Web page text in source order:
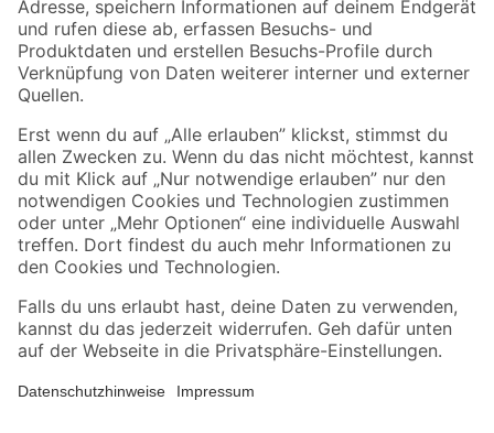
Zahlungsarten Versandarten
Sicher einkaufen
Jetzt die toom-App herunterladen
Alle Preisangaben in EUR inkl. gesetzl. MwSt.. Die dargestellten Angebote sind unter
Umständen nicht in allen Märkten verfügbar. Die angegebenen Verfügbarkeiten beziehen
Produkte nur solange der Vorrat reicht.
*Paketversand ab 59 € versandkostenfrei, gilt nicht für Artikel mit Speditionsversand, hier